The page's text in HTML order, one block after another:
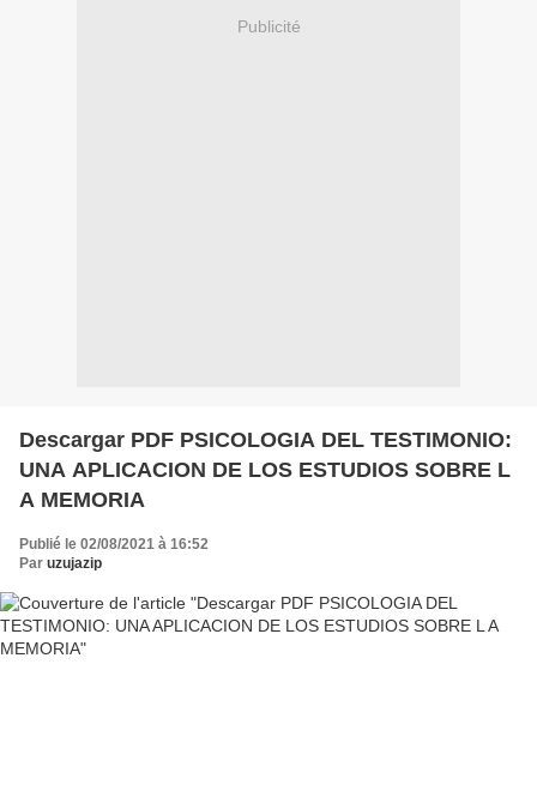
Publicité
Descargar PDF PSICOLOGIA DEL TESTIMONIO:
UNA APLICACION DE LOS ESTUDIOS SOBRE L
A MEMORIA
Publié le 02/08/2021 à 16:52
Par uzujazip